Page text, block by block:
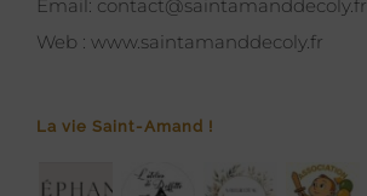
Email: contact@saintamanddecoly.fr
Web : www.saintamanddecoly.fr
La vie Saint-Amand !